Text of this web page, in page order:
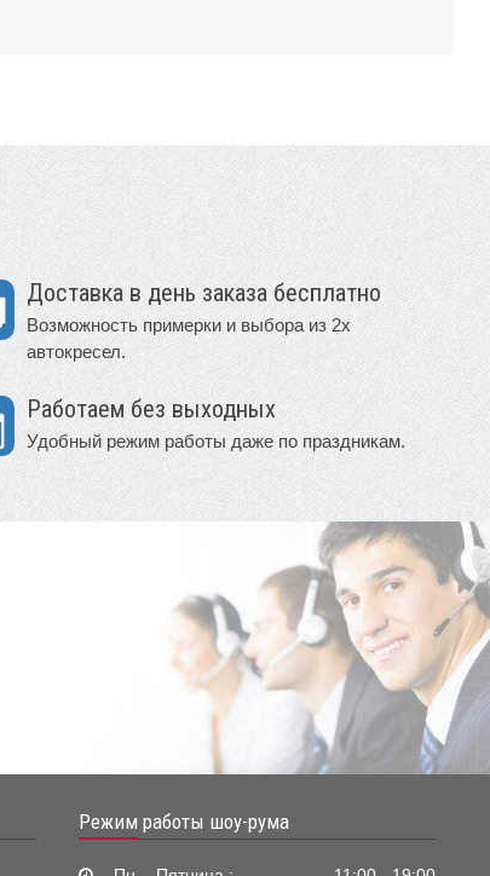
Доставка в день заказа бесплатно
Возможность примерки и выбора из 2х
автокресел.
Работаем без выходных
Удобный режим работы даже по праздникам.
Режим работы шоу-рума